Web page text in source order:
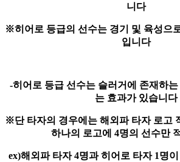
니다
※히어로 등급의 선수는 경기 및 육성으
입니다
-히어로 등급 선수는 슬러거에 존재하
는 효과가 있습니다
※단 타자의 경우에는 해외파 타자 로고
하나의 로고에 4명의 선수만
ex)해외파 타자 4명과 히어로 타자 1명